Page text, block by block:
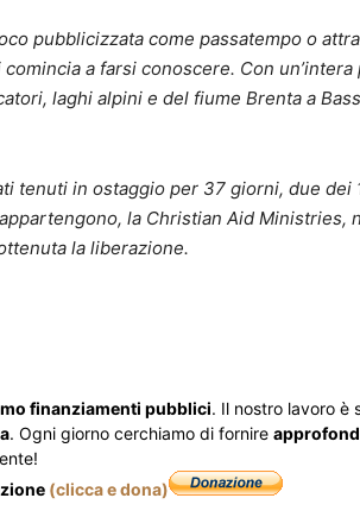
pubblicizzata come passatempo o
a farsi conoscere. Con un’intera
laghi alpini e del fiume Brenta a
tenuti in ostaggio per 37 giorni, due dei
la Christian Aid Ministries,
la liberazione.
finanziamenti pubblici. Il nostro lavoro è
. Ogni giorno cerchiamo di fornire
(clicca e dona)